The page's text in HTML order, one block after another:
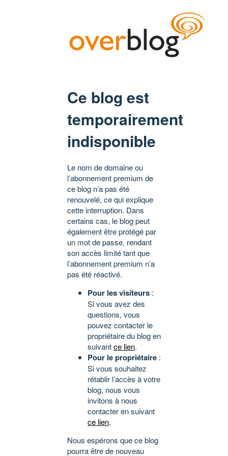
Ce blog est
temporairement
indisponible
Le nom de domaine ou
l’abonnement premium de
ce blog n’a pas été
renouvelé, ce qui explique
cette interruption. Dans
certains cas, le blog peut
également être protégé par
un mot de passe, rendant
son accès limité tant que
l’abonnement premium n’a
pas été réactivé.
Pour les visiteurs :
Si vous avez des
questions, vous
pouvez contacter le
propriétaire du blog en
suivantce lien.
Pour le propriétaire :
Si vous souhaitez
rétablir l’accès à votre
blog, nous vous
invitons à nous
contacter en suivant
ce lien.
Nous espérons que ce blog
pourra être de nouveau